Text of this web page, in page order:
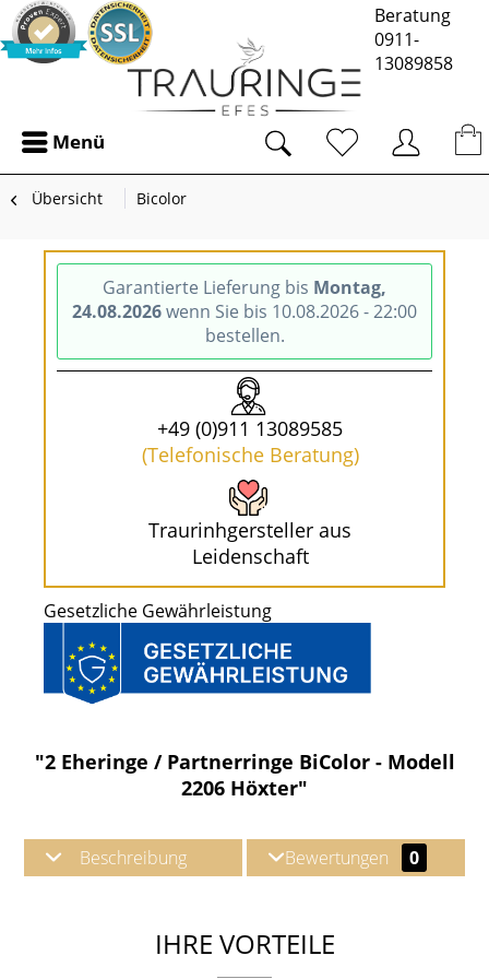
Beratung
0911-
13089858
Menü
Übersicht Bicolor
Garantierte Lieferung bis Montag,
24.08.2026wenn Sie bis 10.08.2026 - 22:00
bestellen.
+49 (0)911 13089585
(Telefonische Beratung)
Traurinhgersteller aus
Leidenschaft
Gesetzliche Gewährleistung
"2 Eheringe / Partnerringe BiColor - Modell
2206 Höxter"
Beschreibung Bewertungen 0
IHRE VORTEILE